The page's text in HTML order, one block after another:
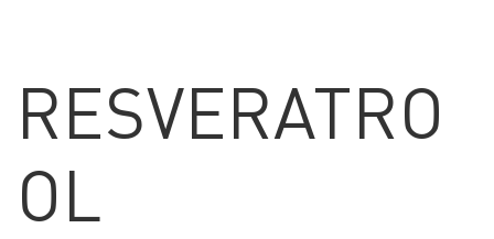
RESVERATRO
OL